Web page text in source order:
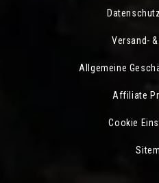
Versand-
Allgemeine
Affiliate
Cookie